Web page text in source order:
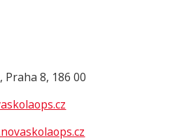
Praha 8, 186 00